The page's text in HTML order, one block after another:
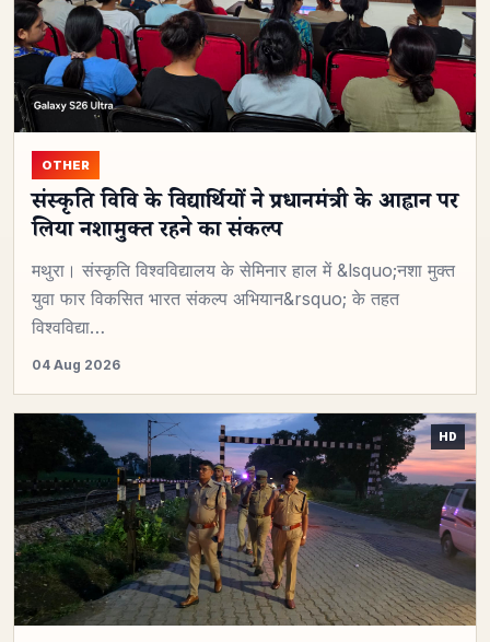
OTHER
संस्कृति विवि के विद्यार्थियों ने प्रधानमंत्री के आह्वान पर
लिया नशामुक्त रहने का संकल्प
मथुरा। संस्कृति विश्वविद्यालय के सेमिनार हाल में &lsquo;नशा मुक्त
युवा फार विकसित भारत संकल्प अभियान&rsquo; के तहत
विश्वविद्या…
04 Aug 2026